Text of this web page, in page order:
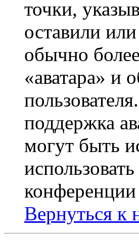
точки,
оставили
обычно
«аватара» и
поддержка
могут быть
Вернуться к